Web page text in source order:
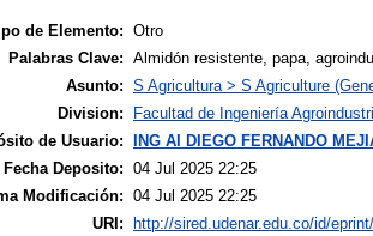
de Elemento:
Otro
Palabras Clave: Almidón resistente, papa,
Asunto: S Agricultura > S Agriculture
Division:
Facultad de Ingeniería
de Usuario: ING AI DIEGO FERNANDO
Fecha Deposito: 04 Jul 2025 22:25
Modificación:
04 Jul 2025 22:25
URI: http://sired.udenar.edu.co/id/